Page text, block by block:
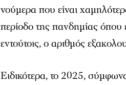
νούμερα που είναι
περίοδο της πανδημίας όπου
εντούτοις, ο αριθμός
Ειδικότερα, το 2025,